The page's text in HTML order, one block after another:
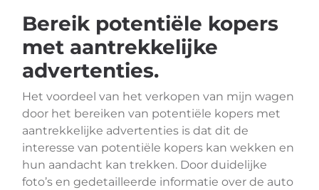
Bereik potentiële kopers
met aantrekkelijke
advertenties.
Het voordeel van het verkopen van mijn wagen
door het bereiken van potentiële kopers met
aantrekkelijke advertenties is dat dit de
interesse van potentiële kopers kan wekken en
hun aandacht kan trekken. Door duidelijke
foto’s en gedetailleerde informatie over de auto